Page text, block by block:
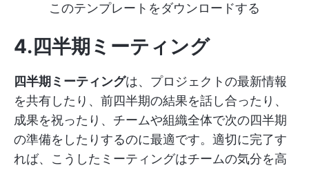
このテンプレートをダウンロードする
4.四半期ミーティング
四半期ミーティングは、プロジェクトの最新情報
を共有したり、前四半期の結果を話し合ったり、
成果を祝ったり、チームや組織全体で次の四半期
の準備をしたりするのに最適です。適切に完了す
れば、こうしたミーティングはチームの気分を高